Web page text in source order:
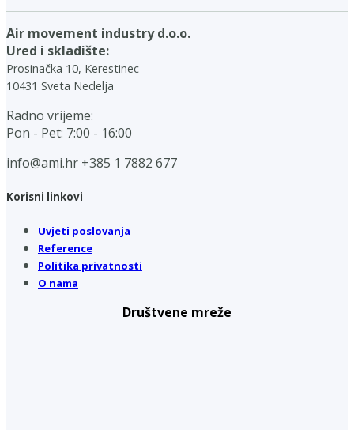
Air movement industry d.o.o.
Ured i skladište:
Prosinačka 10, Kerestinec
10431 Sveta Nedelja
Radno vrijeme:
Pon - Pet: 7:00 - 16:00
info@ami.hr +385 1 7882 677
Korisni linkovi
Uvjeti poslovanja
Reference
Politika privatnosti
O nama
Društvene mreže